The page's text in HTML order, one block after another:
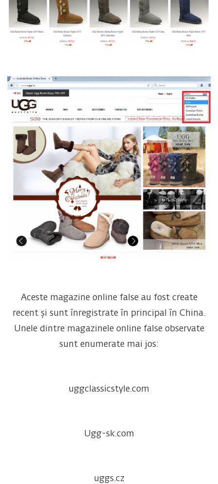
Aceste magazine online false au fost create
recent și sunt înregistrate în principal în China.
Unele dintre magazinele online false observate
sunt enumerate mai jos:
uggclassicstyle.com
Ugg-sk.com
uggs.cz